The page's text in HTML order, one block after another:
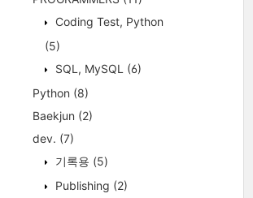
Coding Test, Python
(5)
SQL, MySQL (6)
Python (8)
Baekjun (2)
dev. (7)
기록용 (5)
Publishing (2)